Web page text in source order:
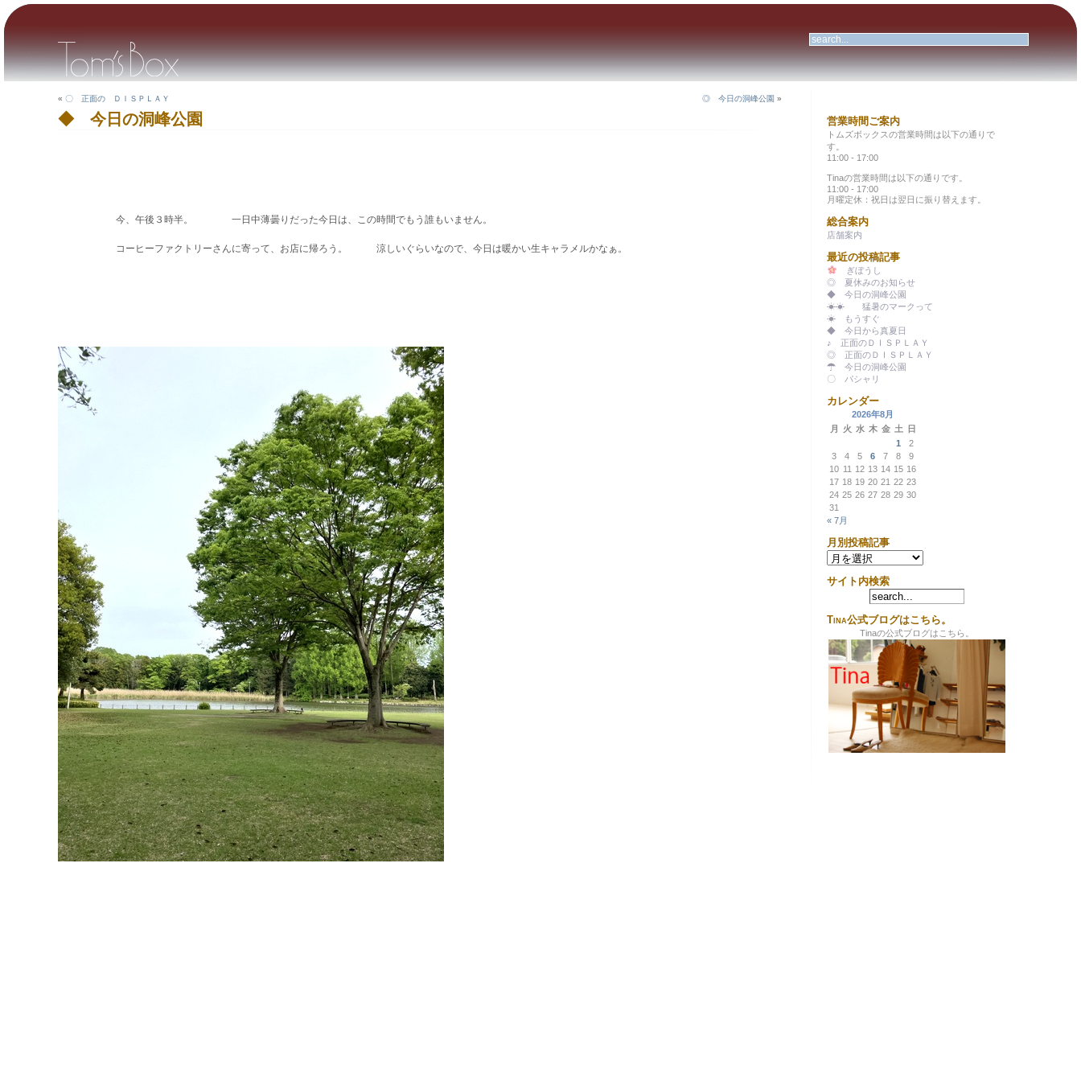
« 〇 正面の ＤＩＳＰＬＡＹ ◎ 今日の洞峰公園 »
◆ 今日の洞峰公園
今、午後３時半。 一日中薄曇りだった今日は、この時間でもう誰もいません。
コーヒーファクトリーさんに寄って、お店に帰ろう。 涼しいぐらいなので、今日は暖かい生キャラメルかなぁ。
営業時間ご案内
トムズボックスの営業時間は以下の通りで
す。
11:00 - 17:00
Tinaの営業時間は以下の通りです。
11:00 - 17:00
月曜定休：祝日は翌日に振り替えます。
総合案内
店舗案内
最近の投稿記事
ぎぼうし
◎ 夏休みのお知らせ
◆ 今日の洞峰公園
☀☀ 猛暑のマークって
☀ もうすぐ
◆ 今日から真夏日
♪ 正面のＤＩＳＰＬＡＹ
◎ 正面のＤＩＳＰＬＡＹ
☂ 今日の洞峰公園
〇 パシャリ
カレンダー
2026年8月
月
火 水 木 金 土
日
1
2
3
4 5 6 7 8
9
10 11 12 13 14 15 16
17 18 19 20 21 22 23
24 25 26 27 28 29 30
31
« 7月
月別投稿記事
月
別
投
事
サイト内検索
Tina公式ブログはこちら。
Tinaの公式ブログはこちら。